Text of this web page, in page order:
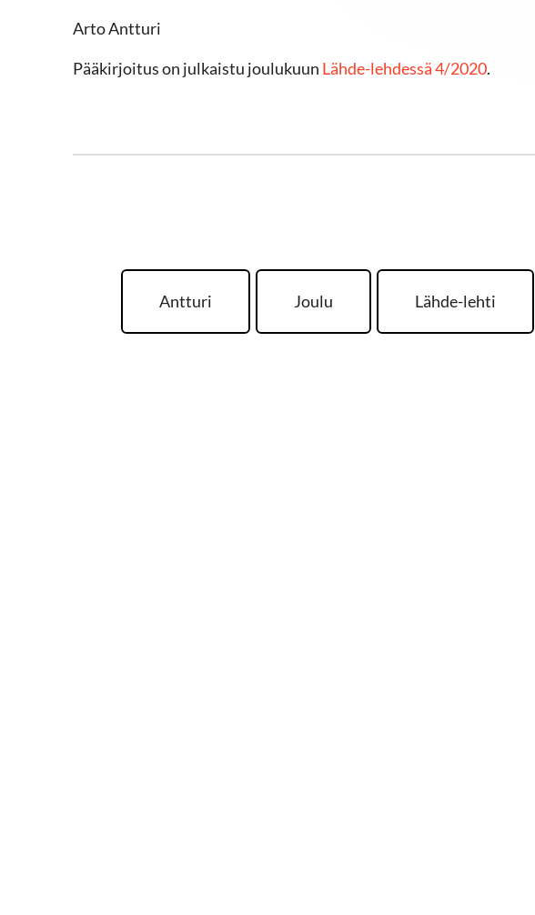
Arto Antturi
Pääkirjoitus on julkaistu joulukuun Lähde-lehdessä 4/2020.
Antturi Joulu Lähde-lehti